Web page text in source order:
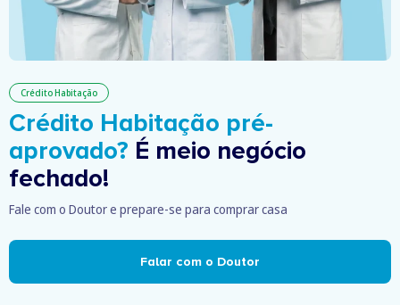
Crédito Habitação
Crédito Habitação pré-
aprovado? É meio negócio
fechado!
Fale com o Doutor e prepare-se para comprar casa
Falar com o Doutor